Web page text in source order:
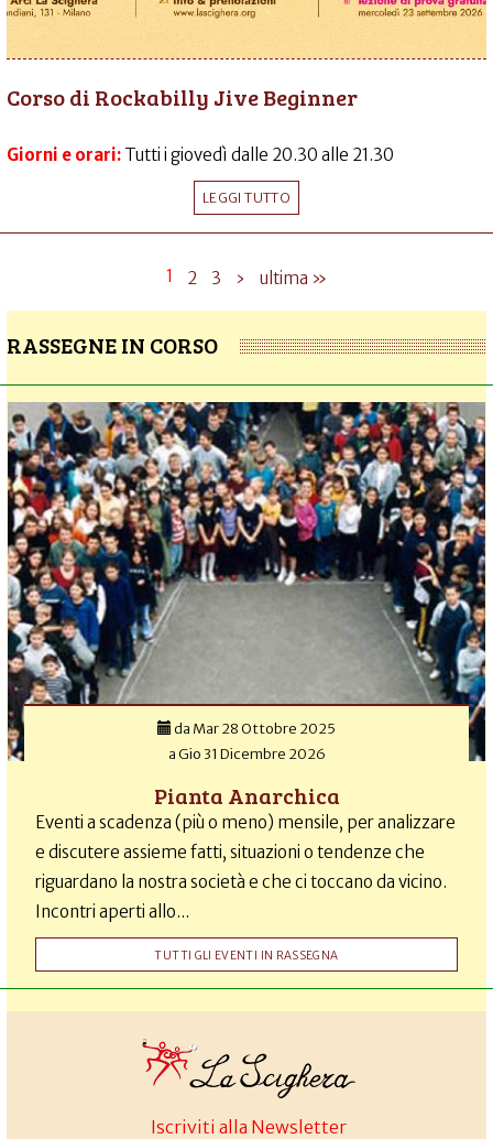
Corso di Rockabilly Jive Beginner
Giorni e orari: Tutti i giovedì dalle 20.30 alle 21.30
LEGGI TUTTO
1 2 3 › ultima »
RASSEGNE IN CORSO
da Mar 28 Ottobre 2025
aGio 31 Dicembre 2026
Pianta Anarchica
Eventi a scadenza (più o meno) mensile, per analizzare
e discutere assieme fatti, situazioni o tendenze che
riguardano la nostra società e che ci toccano da vicino.
Incontri aperti allo...
TUTTI GLI EVENTI IN RASSEGNA
Iscriviti alla Newsletter